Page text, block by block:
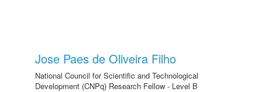
Jose Paes de Oliveira Filho
National Council for Scientific and Technological
Development (CNPq) Research Fellow - Level B